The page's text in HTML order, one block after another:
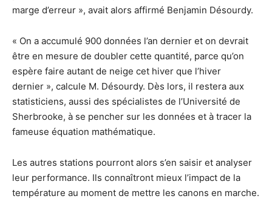
marge d’erreur », avait alors affirmé Benjamin Désourdy.
« On a accumulé 900 données l’an dernier et on devrait
être en mesure de doubler cette quantité, parce qu’on
espère faire autant de neige cet hiver que l’hiver
dernier », calcule M. Désourdy. Dès lors, il restera aux
statisticiens, aussi des spécialistes de l’Université de
Sherbrooke, à se pencher sur les données et à tracer la
fameuse équation mathématique.
Les autres stations pourront alors s’en saisir et analyser
leur performance. Ils connaîtront mieux l’impact de la
température au moment de mettre les canons en marche.